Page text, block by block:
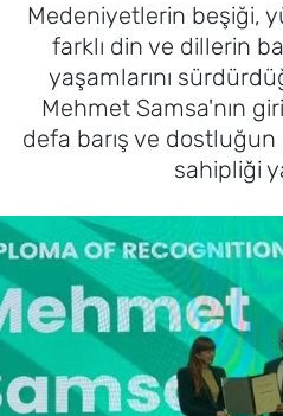
Medeniyetlerin beşiği,
farklı din ve dillerin
yaşamlarını
Mehmet Samsa'nın
defa barış ve dostluğun
sahipliği
EĞİTİM
SAĞLIK
MAGAZİN
Tüm Manşetler
Son Dakika Haberleri
Haber Arşivi